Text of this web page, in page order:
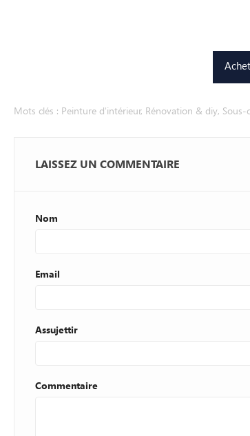
Mots clés : Peinture d'intérieur, Rénovation & diy, Sous-
LAISSEZ UN COMMENTAIRE
Nom
Email
Assujettir
Commentaire